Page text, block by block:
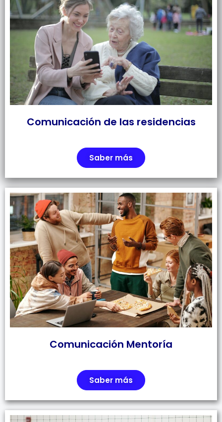
Comunicación de las residencias
Saber más
Comunicación Mentoría
Saber más